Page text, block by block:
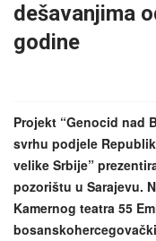
v
i
i
o
n
dešavanjima
godine
Projekt “Genocid nad
svrhu podjele
velike Srbije”
pozorištu u Sarajevu.
Kamernog teatra 55